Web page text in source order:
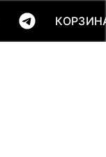
КОРЗИНА(